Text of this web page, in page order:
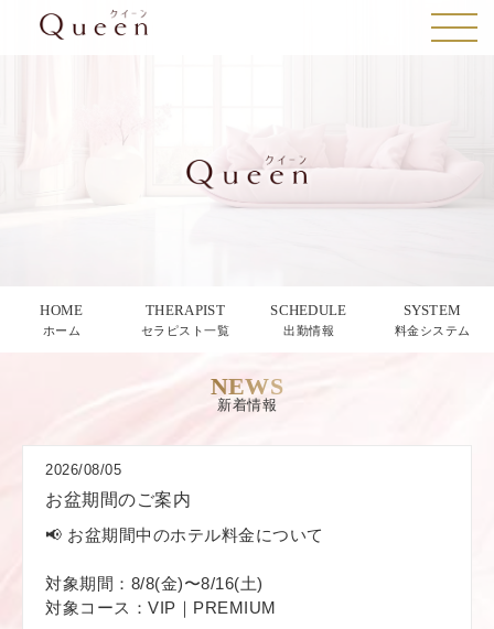
HOME
ホーム
THERAPIST
セラピスト一覧
SCHEDULE
出勤情報
SYSTEM
料金システム
NEWS
新着情報
2026/08/05
お盆期間のご案内
📢 お盆期間中のホテル料金について
対象期間：8/8(金)〜8/16(土)
対象コース：VIP｜PREMIUM